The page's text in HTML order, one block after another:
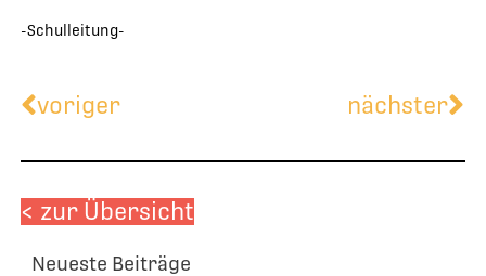
-Schulleitung-
Zurück
voriger nächster
< zur Übersicht
Neueste Beiträge